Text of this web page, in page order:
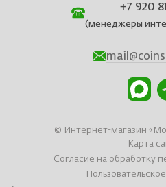
+7 920
(менеджеры
© Интернет-магазин
Карта
Согласие на обработку